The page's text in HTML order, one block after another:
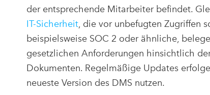
der entsprechende Mitarbeiter befindet.
IT-Sicherheit , die vor unbefugten Zugriffen
beispielsweise SOC 2 oder ähnliche,
gesetzlichen Anforderungen hinsichtlich
Dokumenten. Regelmäßige Updates
neueste Version des DMS nutzen.